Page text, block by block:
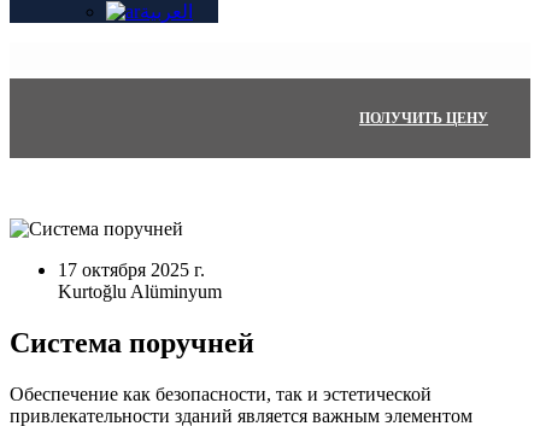
العربية
ПОЛУЧИТЬ ЦЕНУ
17 октября 2025 г.
Система поручней
Обеспечение как безопасности, так и эстетической
привлекательности зданий является важным элементом